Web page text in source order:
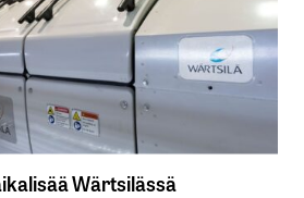
Wärtsilässä